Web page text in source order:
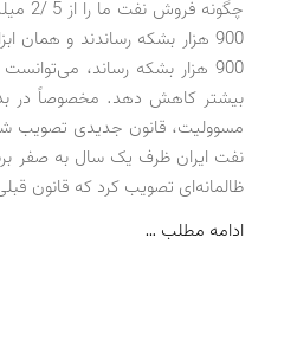
900 هزار بشکه رساندند و همان
900 هزار بشکه رساند،
بیشتر کاهش دهد. مخصوصاً در
مسوولیت، قانون جدیدی تصویب
نفت ایران ظرف یک سال به صفر
ظالمانه‌ای تصویب کرد که قانون
ادامه مطلب …